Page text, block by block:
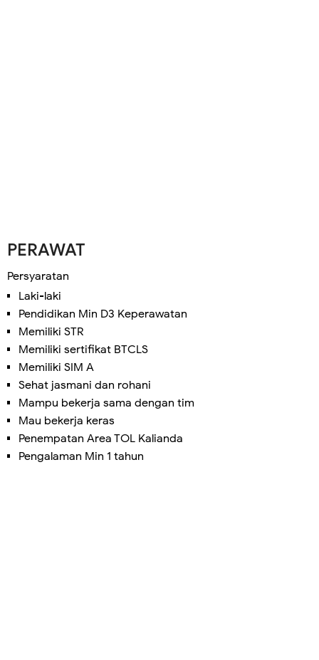
PERAWAT
Persyaratan
Laki-laki
Pendidikan Min D3 Keperawatan
Memiliki STR
Memiliki sertifikat BTCLS
Memiliki SIM A
Sehat jasmani dan rohani
Mampu bekerja sama dengan tim
Mau bekerja keras
Penempatan Area TOL Kalianda
Pengalaman Min 1 tahun